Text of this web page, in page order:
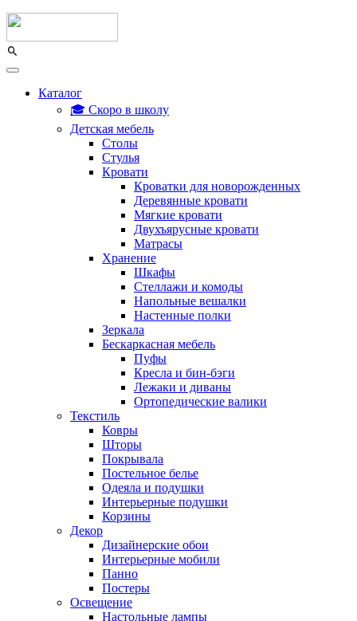
Каталог
🎓 Скоро в школу
Детская мебель
Столы
Стулья
Кровати
Кроватки для новорожденных
Деревянные кровати
Мягкие кровати
Двухъярусные кровати
Матрасы
Хранение
Шкафы
Стеллажи и комоды
Напольные вешалки
Настенные полки
Зеркала
Бескаркасная мебель
Пуфы
Кресла и бин-бэги
Лежаки и диваны
Ортопедические валики
Текстиль
Ковры
Шторы
Покрывала
Постельное белье
Одеяла и подушки
Интерьерные подушки
Корзины
Декор
Дизайнерские обои
Интерьерные мобили
Панно
Постеры
Освещение
Настольные лампы